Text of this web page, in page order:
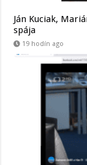
Ján Kuciak,
spája
19 hodín ago